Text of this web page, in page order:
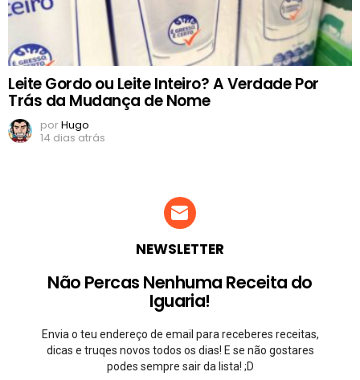
Leite Gordo ou Leite Inteiro? A Verdade Por
Trás da Mudança de Nome
porHugo
14 dias atrás
NEWSLETTER
Não Percas Nenhuma Receita do
Iguaria!
Envia o teu endereço de email para receberes receitas,
dicas e truqes novos todos os dias! E se não gostares
podes sempre sair da lista! ;D